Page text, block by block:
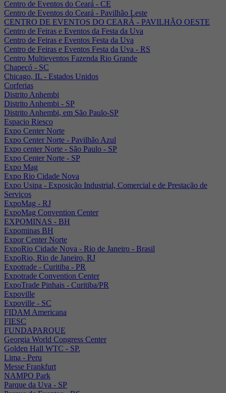
Centro de Eventos do Ceará - CE
Centro de Eventos do Ceará - Pavilhão Leste
CENTRO DE EVENTOS DO CEARÁ - PAVILHÃO OESTE
Centro de Feiras e Eventos da Festa da Uva
Centro de Feiras e Eventos Festa da Uva
Centro de Feiras e Eventos Festa da Uva - RS
Centro Multieventos Fazenda Rio Grande
Chapecó - SC
Chicago, IL - Estados Unidos
Corferias
Distrito Anhembi
Distrito Anhembi - SP
Distrito Anhembi, em São Paulo-SP
Espacio Riesco
Expo Center Norte
Expo Center Norte - Pavilhão Azul
Expo center Norte - São Paulo - SP
Expo Center Norte - SP
Expo Mag
Expo Rio Cidade Nova
Expo Usipa - Exposição Industrial, Comercial e de Prestação de
Serviços
ExpoMag - RJ
ExpoMag Convention Center
EXPOMINAS - BH
Expominas BH
Expor Center Norte
ExpoRio Cidade Nova - Rio de Janeiro - Brasil
ExpoRio, Rio de Janeiro, RJ
Expotrade - Curitiba - PR
Expotrade Convention Center
ExpoTrade Pinhais - Curitiba/PR
Expoville
Expoville - SC
FIDAM Americana
FIESC
FUNDAPARQUE
Georgia World Congress Center
Golden Hall WTC - SP.
Lima - Peru
Messe Frankfurt
NAMPO Park
Parque da Uva - SP